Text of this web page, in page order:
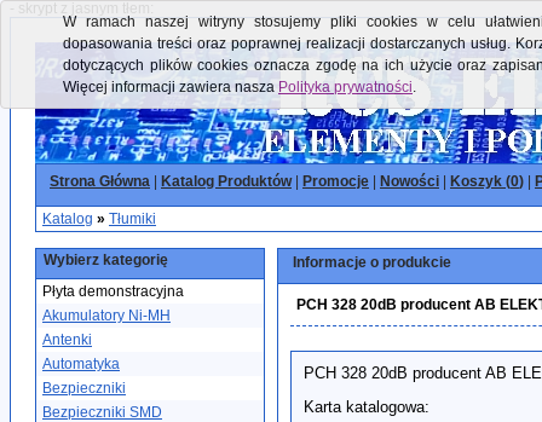
- skrypt z jasnym tłem:
Strona Główna Katalog Produktów| Promocje Nowości Koszyk (0)
Katalog » Tłumiki
Wybierz kategorię
Płyta demonstracyjna
Akumulatory Ni-MH
Antenki
Automatyka
Bezpieczniki
Bezpieczniki SMD
Informacje o produkcie
PCH 328 20dB producent AB
PCH 328 20dB producent AB
Karta katalogowa:
W ramach naszej witryny stosujemy pliki cookies w celu
dopasowania treści oraz poprawnej realizacji dostarczanych usług.
dotyczących plików cookies oznacza zgodę na ich użycie oraz
Więcej informacji zawiera nasza Polityka prywatności.